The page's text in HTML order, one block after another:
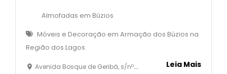
Almofadas em Búzios
Móveis e Decoração em Armação dos Búzios na
Região dos Lagos
Avenida Bosque de Geribá, s/nº - 01 -quadra 17 - Geribá - Armação dos Búzios Leia Mais